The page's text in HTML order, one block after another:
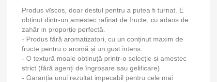
Produs vîscos, doar destul pentru a putea fi turnat. E
obținut dintr-un amestec rafinat de fructe, cu adaos de
zahăr in proporție perfectă.
- Produs fără aromatizatori, cu un conținut maxim de
fructe pentru o aromă și un gust intens.
- O textură moale obtinuță printr-o selecție si amestec
strict (fără agenți de îngroșare sau gelificare)
- Garanția unui rezultat impecabil pentru cele mai